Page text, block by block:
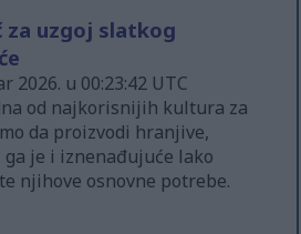
za uzgoj slatkog
2026. u 00:23:42 UTC
od najkorisnijih kultura za
da proizvodi hranjive,
ga je i iznenađujuće lako
njihove osnovne potrebe.